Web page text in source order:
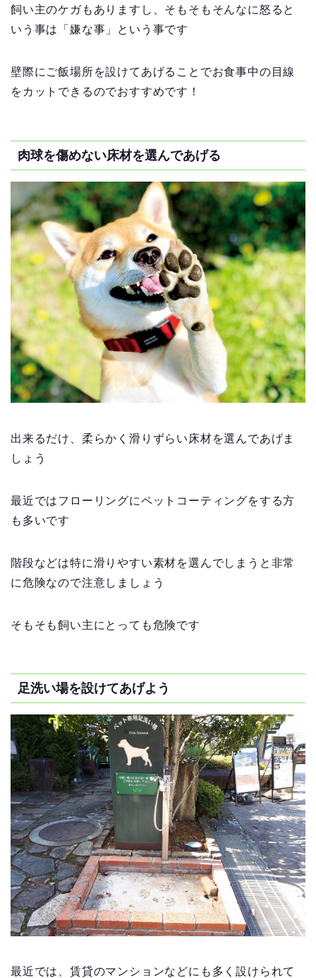
飼い主のケガもありますし、そもそもそんなに怒ると
いう事は「嫌な事」という事です
壁際にご飯場所を設けてあげることでお食事中の目線
をカットできるのでおすすめです！
肉球を傷めない床材を選んであげる
出来るだけ、柔らかく滑りずらい床材を選んであげま
しょう
最近ではフローリングにペットコーティングをする方
も多いです
階段などは特に滑りやすい素材を選んでしまうと非常
に危険なので注意しましょう
そもそも飼い主にとっても危険です
足洗い場を設けてあげよう
最近では、賃貸のマンションなどにも多く設けられて